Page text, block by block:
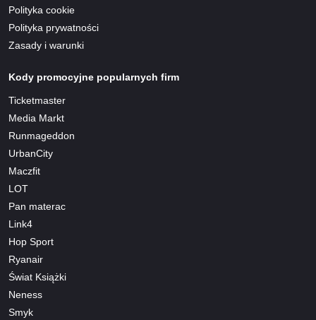
Polityka cookie
Polityka prywatności
Zasady i warunki
Kody promocyjne popularnych firm
Ticketmaster
Media Markt
Runmageddon
UrbanCity
Maczfit
LOT
Pan materac
Link4
Hop Sport
Ryanair
Świat Książki
Neness
Smyk